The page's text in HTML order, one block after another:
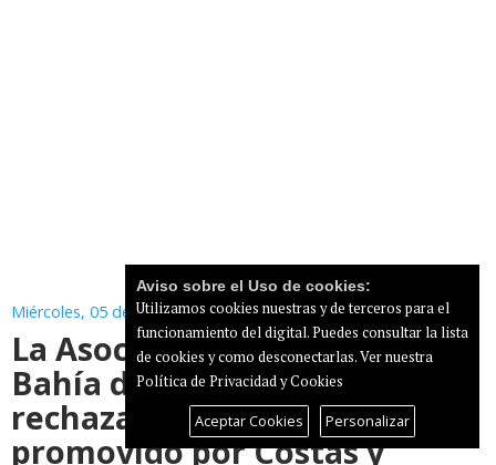
Miércoles, 05 de Agosto de 2026
La Asociación de Vecinos
Bahía de Santa Águeda
rechaza el expediente
promovido por Costas y
Aviso sobre el Uso de cookies:
Utilizamos cookies nuestras y de terceros para el
funcionamiento del digital. Puedes consultar la lista
de cookies y como desconectarlas.Ver nuestra
Política de Privacidad y Cookies
Aceptar Cookies Personalizar